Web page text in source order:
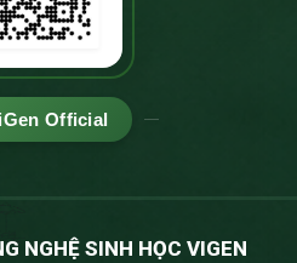
Official
NGHỆ SINH HỌC VIGEN